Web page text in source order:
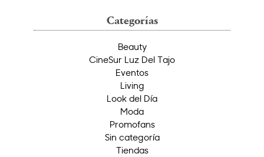
Categorías
Beauty
CineSur Luz Del Tajo
Eventos
Living
Look del Día
Moda
Promofans
Sin categoría
Tiendas